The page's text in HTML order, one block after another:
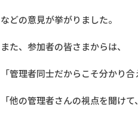
などの意見が挙がりました。
また、参加者の皆さまからは、
「管理者同士だからこそ分かり
「他の管理者さんの視点を聞けて